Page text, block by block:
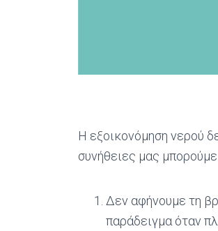
Η εξοικονόμηση νερού
συνήθειες μας
Δεν αφήνουμε τη
παράδειγμα όταν